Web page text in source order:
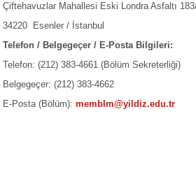
Çiftehavuzlar Mahallesi Eski Londra Asfaltı
34220 Esenler / İstanbul
Telefon / Belgegeçer / E-Posta Bilgileri:
Telefon: (212) 383-4661 (Bölüm Sekreterliği)
Belgegeçer: (212) 383-4662
E-Posta (Bölüm):memblm@yildiz.edu.tr